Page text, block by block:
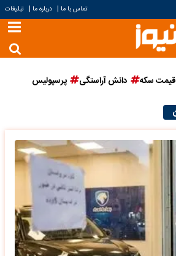
تماس با ما | درباره ما | تبلیغات
قیمت سکه دانش آراستگی پرسپولیس